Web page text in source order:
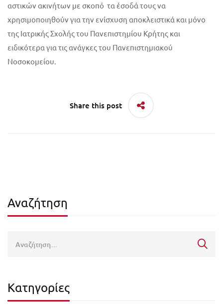
αστικών ακινήτων με σκοπό τα έσοδά τους να
χρησιμοποιηθούν για την ενίσχυση αποκλειστικά και μόνο
της Ιατρικής Σχολής του Πανεπιστημίου Κρήτης και
ειδικότερα για τις ανάγκες του Πανεπιστημιακού
Νοσοκομείου.
Share this post
Αναζήτηση
Κατηγορίες